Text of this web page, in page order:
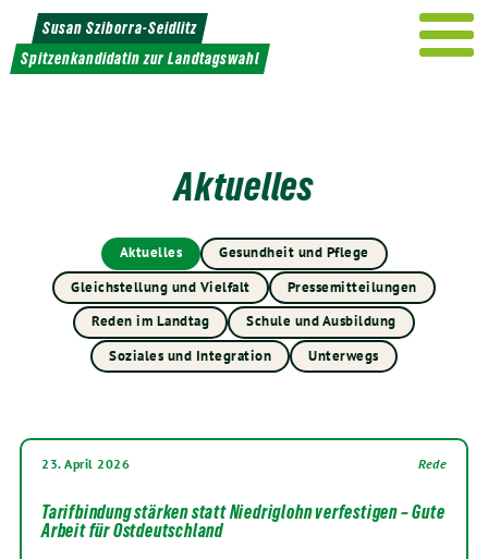
Weiter
zum
Inhalt
Susan Sziborra-Seidlitz
Spitzenkandidatin zur Landtagswahl
Aktuelles
Aktuelles
Gesundheit und Pflege
Gleichstellung und Vielfalt
Pressemitteilungen
Reden im Landtag
Schule und Ausbildung
Soziales und Integration
Unterwegs
23. April 2026 Rede
Tarifbindung stärken statt Niedriglohn verfestigen – Gute
Arbeit für Ostdeutschland